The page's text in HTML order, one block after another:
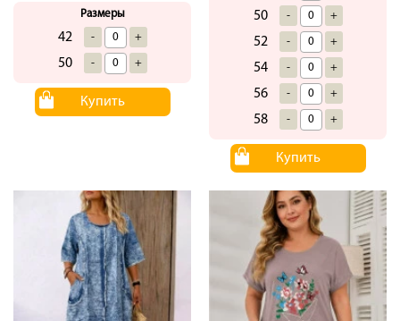
Размеры
42 - +
50 - +
Купить
50 - +
52 - +
54 - +
56 - +
58 - +
Купить